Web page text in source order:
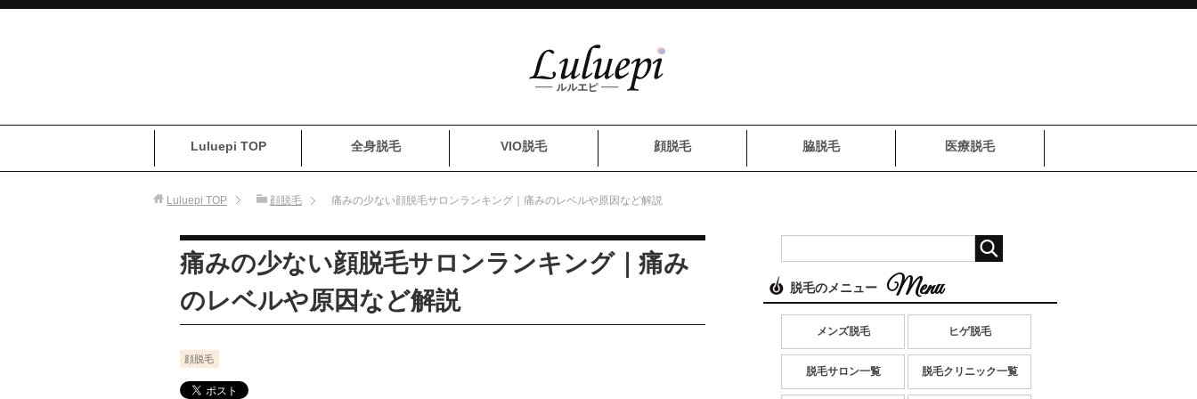
Luluepi TOP 全身脱毛 VIO脱毛 顔脱毛 脇脱毛 医療脱毛
Luluepi TOP 顔脱毛 痛みの少ない顔脱毛サロンランキング｜痛みのレベルや原因など解説
痛みの少ない顔脱毛サロンランキング｜痛み
のレベルや原因など解説
顔脱毛
脱毛のメニュー
メンズ脱毛 ヒゲ脱毛
脱毛サロン一覧 脱毛クリニック一覧